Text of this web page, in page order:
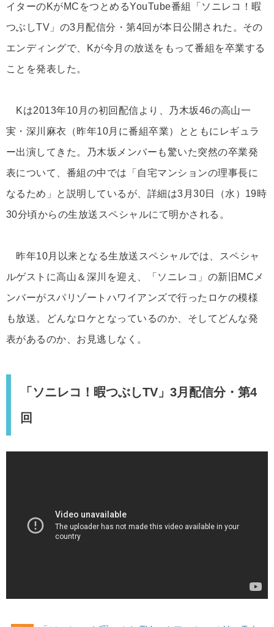
イターのKがMCをつとめるYouTube番組「ソニレコ！暇
つぶしTV」の3月配信分・第4回が本日公開された。その
エンディングで、Kが今月の放送をもって番組を卒業する
ことを発表した。
Kは2013年10月の初回配信より、乃木坂46の高山一
実・深川麻衣（昨年10月に番組卒業）とともにレギュラ
ー出演してきた。乃木坂メンバーも驚いた突然の卒業発
表について、番組の中では「自宅マンションの理事長に
なるため」と説明しているが、詳細は3月30日（水）19時
30分頃からの生放送スペシャルにて明かされる。
昨年10月以来となる生放送スペシャルでは、スペシャ
ルゲストに高山＆深川を迎え、「ソニレコ」の新旧MCメ
ンバーがスパリゾートハワイアンズで行ったロケの模様
も放送。どんなロケとなっているのか、そしてどんな発
表があるのか、お見逃しなく。
「ソニレコ！暇つぶしTV」3月配信分・第4
回